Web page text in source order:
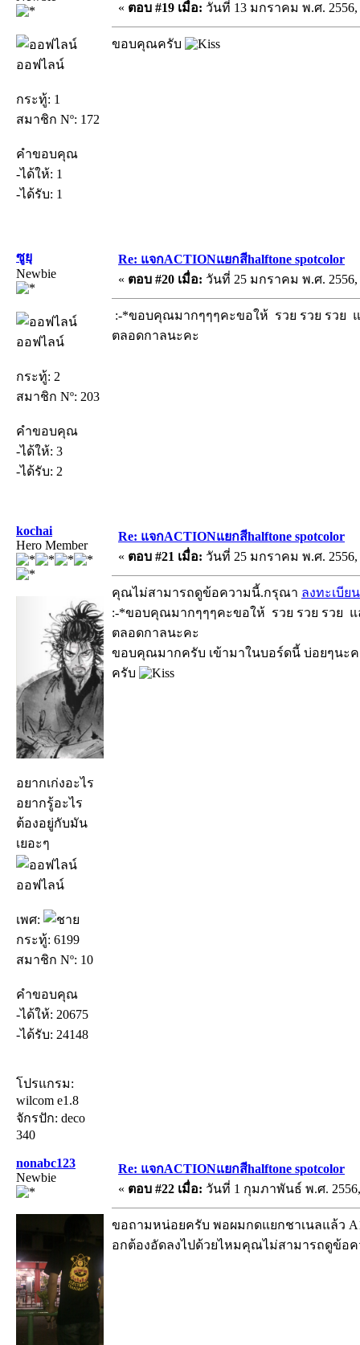
ออฟไลน์
กระทู้: 1
สมาชิก Nº: 172
คำขอบคุณ
-ได้ให้: 1
-ได้รับ: 1
« ตอบ #19 เมื่อ: วันที่ 13 มกราคม พ.ศ. 2556,
ขอบคุณครับ
ซูยุ
Newbie
ออฟไลน์
กระทู้: 2
สมาชิก Nº: 203
คำขอบคุณ
-ได้ให้: 3
-ได้รับ: 2
Re: แจกACTIONแยกสีhalftone spotcolor
« ตอบ #20 เมื่อ: วันที่ 25 มกราคม พ.ศ. 2556,
:-*ขอบคุณมากๆๆๆคะขอให้ รวย รวย รวย
ตลอดกาลนะคะ
kochai
Hero Member
อยากเก่งอะไร
อยากรู้อะไร
ต้องอยู่กับมัน
เยอะๆ
ออฟไลน์
เพศ:
กระทู้: 6199
สมาชิก Nº: 10
คำขอบคุณ
-ได้ให้: 20675
-ได้รับ: 24148
โปรแกรม:
wilcom e1.8
จักรปัก: deco
340
Re: แจกACTIONแยกสีhalftone spotcolor
« ตอบ #21 เมื่อ: วันที่ 25 มกราคม พ.ศ. 2556,
คุณไม่สามารถดูข้อความนี้.กรุณา ลงทะเบียน
:-*ขอบคุณมากๆๆๆคะขอให้ รวย รวย รวย
ตลอดกาลนะคะ
ขอบคุณมากครับ เข้ามาในบอร์ดนี้ บ่อยๆนะค
ครับ
nonabc123
Newbie
Re: แจกACTIONแยกสีhalftone spotcolor
« ตอบ #22 เมื่อ: วันที่ 1 กุมภาพันธ์ พ.ศ. 2556,
ขอถามหน่อยครับ พอผมกดแยกชาเนลแล้ว
อกต้องอัดลงไปด้วยไหมคุณไม่สามารถดูข้อ